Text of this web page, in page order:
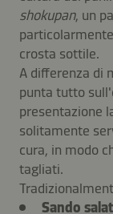
shokupan, un
crosta sottile.
A differenza di
punta tutto
presentazione
solitamente
cura, in modo
tagliati.
Sando